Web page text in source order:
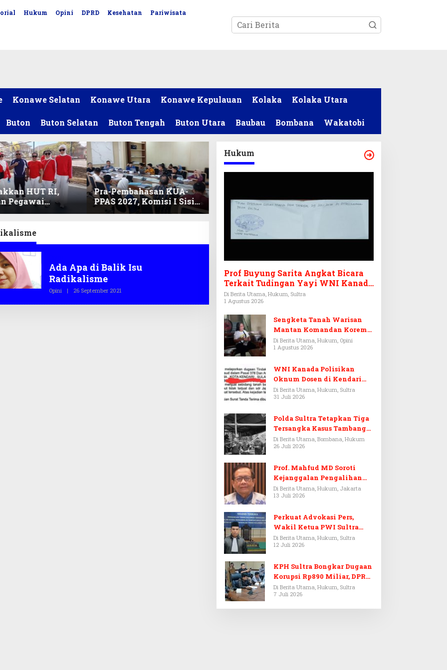
Hukum Opini DPRD Kesehatan Pariwisata
Konawe Selatan Konawe Utara Konawe Kepulauan Kolaka Kolaka Utara
Buton Buton Selatan Buton Tengah Buton Utara Baubau Bombana Wakatobi
HUT RI,
Pegawai
DPRD Sultra
Pra-Pembahasan KUA-
PPAS 2027, Komisi I Sisir
Program Prioritas
Ada Apa di Balik Isu
Radikalisme
Opini | 26 September 2021
E
Hukum
Prof Buyung Sarita Angkat Bicara
Terkait Tudingan Yayi WNI Kanada
Ditagih Utang Rp3,6 Miliar
Di Berita Utama, Hukum, Sultra
1 Agustus 2026
Sengketa Tanah Warisan
Mantan Komandan Korem
143/HO, Ketika Warisan
Menjadi Arena Pemerasan
Di Berita Utama, Hukum, Opini
1 Agustus 2026
WNI Kanada Polisikan
Oknum Dosen di Kendari
Terkait Aset Puluhan Miliar
Di Berita Utama, Hukum, Sultra
31 Juli 2026
Polda Sultra Tetapkan Tiga
Tersangka Kasus Tambang
Emas Ilegal di Bombana
Di Berita Utama, Bombana, Hukum
26 Juli 2026
Prof. Mahfud MD Soroti
Kejanggalan Pengalihan
Penyelidikan Tersangka
Febrie Adriansyah
Di Berita Utama, Hukum, Jakarta
13 Juli 2026
Perkuat Advokasi Pers,
Wakil Ketua PWI Sultra
Resmi Dilantik Menjadi
Advokat PERADI
Di Berita Utama, Hukum, Sultra
12 Juli 2026
KPH Sultra Bongkar Dugaan
Korupsi Rp890 Miliar, DPRD
Sultra Gelar RDP
Di Berita Utama, Hukum, Sultra
7 Juli 2026